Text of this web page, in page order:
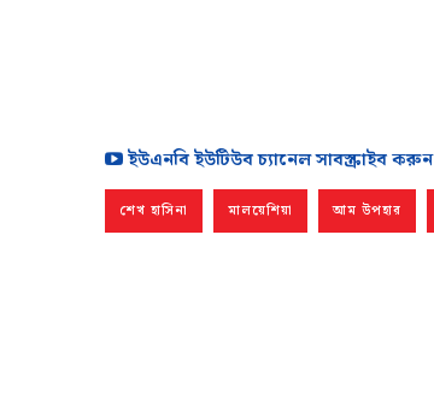
ইউএনবি ইউটিউব চ্যানেল সাবস্ক্রাইব করুন
শেখ হাসিনা মালয়েশিয়া আম উপহার